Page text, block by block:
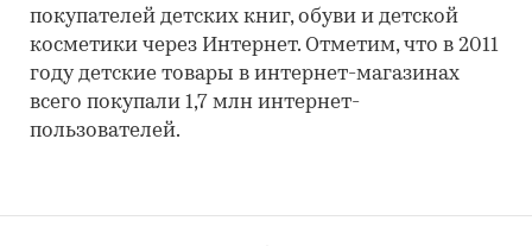
покупателей детских книг, обуви и детской
косметики через Интернет. Отметим, что в 2011
году детские товары в интернет-магазинах
всего покупали 1,7 млн интернет-
пользователей.